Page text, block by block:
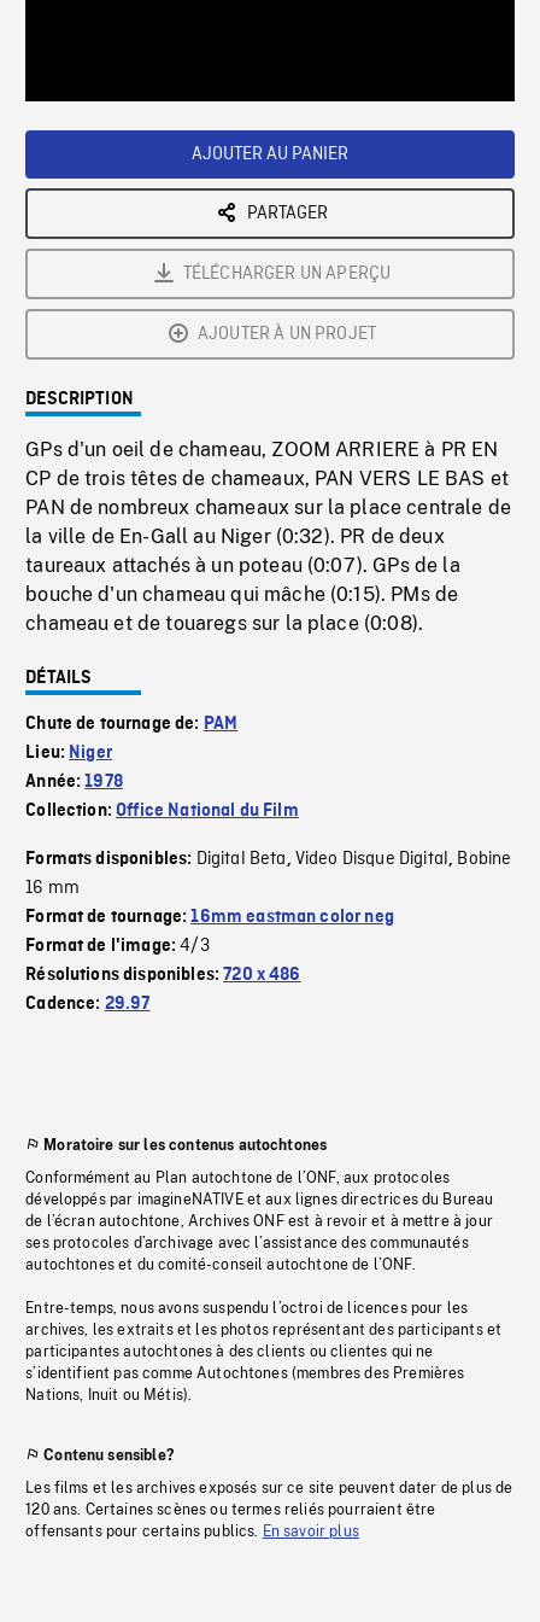
AJOUTER AU PANIER
PARTAGER
TÉLÉCHARGER UN APERÇU
AJOUTER À UN PROJET
DESCRIPTION
GPs d'un oeil de chameau, ZOOM ARRIERE à PR EN
CP de trois têtes de chameaux, PAN VERS LE BAS et
PAN de nombreux chameaux sur la place centrale de
la ville de En-Gall au Niger (0:32). PR de deux
taureaux attachés à un poteau (0:07). GPs de la
bouche d'un chameau qui mâche (0:15). PMs de
chameau et de touaregs sur la place (0:08).
DÉTAILS
Chute de tournage de: PAM
Lieu: Niger
Année:1978
Collection:Office National du Film
Formats disponibles: Digital Beta, Video Disque Digital, Bobine
16 mm
Format de tournage:16mm eastman color neg
Format de l'image:4/3
Résolutions disponibles:720 x 486
Cadence: 29.97
Moratoire sur les contenus autochtones
Conformément au Plan autochtone de l’ONF, aux protocoles
développés par imagineNATIVE et aux lignes directrices du Bureau
de l’écran autochtone, Archives ONF est à revoir et à mettre à jour
ses protocoles d’archivage avec l’assistance des communautés
autochtones et du comité-conseil autochtone de l’ONF.
Entre-temps, nous avons suspendu l’octroi de licences pour les
archives, les extraits et les photos représentant des participants et
participantes autochtones à des clients ou clientes qui ne
s’identifient pas comme Autochtones (membres des Premières
Nations, Inuit ou Métis).
Contenu sensible?
Les films et les archives exposés sur ce site peuvent dater de plus de
120 ans. Certaines scènes ou termes reliés pourraient être
offensants pour certains publics. En savoir plus